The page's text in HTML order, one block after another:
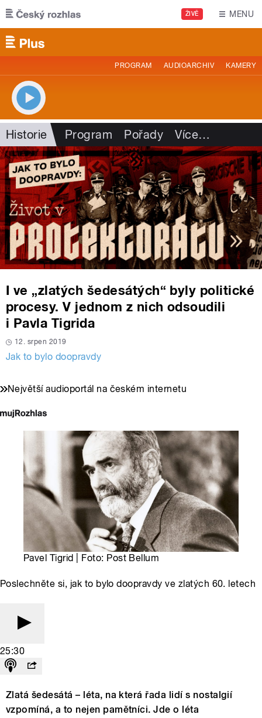
Přejít k hlavnímu obsahu
ŽIVĚ MENU
PROGRAM AUDIOARCHIV KAMERY
Historie Program Pořady Více…
I ve „zlatých šedesátých“ byly politické
procesy. V jednom z nich odsoudili
i Pavla Tigrida
12. srpen 2019
Jak to bylo doopravdy
Největší audioportál na českém internetu
Pavel Tigrid | Foto: Post Bellum
Poslechněte si, jak to bylo doopravdy ve zlatých 60. letech
25:30
Zlatá šedesátá – léta, na která řada lidí s nostalgií
vzpomíná, a to nejen pamětníci. Jde o léta